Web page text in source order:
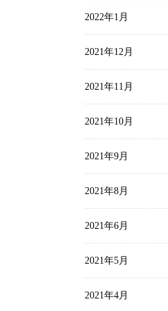
2022年1月
2021年12月
2021年11月
2021年10月
2021年9月
2021年8月
2021年6月
2021年5月
2021年4月